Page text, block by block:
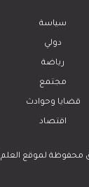
سياسة
دولي
رياضة
مجتمع
قضايا وحوادث
اقتصاد
محفوظة لموقع العلم